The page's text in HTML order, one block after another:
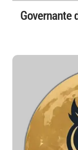
Governante